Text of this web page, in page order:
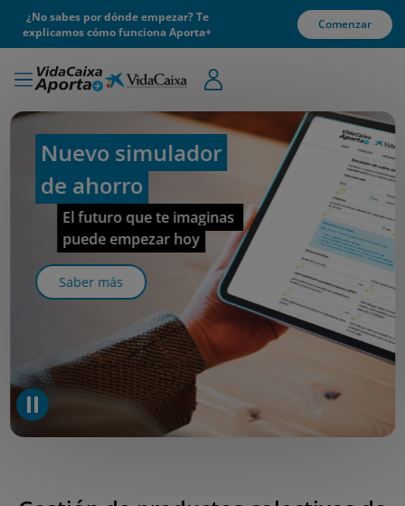
¿No sabes por dónde empezar? Te
explicamos cómo funciona Aporta+
Comenzar
Nuevo simulador
de ahorro
El futuro que te imaginas
puede empezar hoy
Saber más